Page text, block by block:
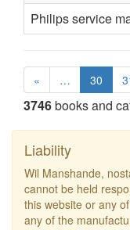
Philips service
« … 30
3746books and
Liability
Wil Manshande,
cannot be held
this website or any
any of the